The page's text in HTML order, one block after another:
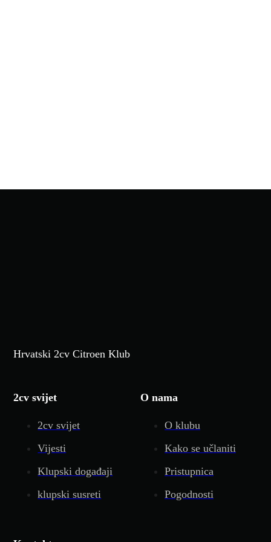
Hrvatski 2cv Citroen Klub
2cv svijet
2cv svijet
Vijesti
Klupski događaji
klupski susreti
O nama
O klubu
Kako se učlaniti
Pristupnica
Pogodnosti